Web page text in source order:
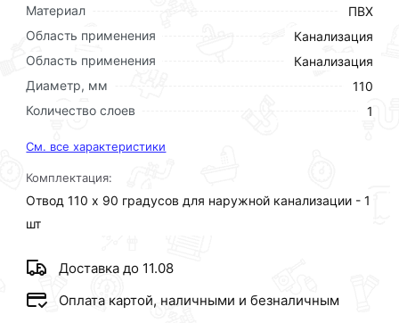
Материал
ПВХ
Область применения
Канализация
Область применения
Канализация
Диаметр, мм
110
Количество слоев
1
См. все характеристики
Комплектация:
Отвод 110 х 90 градусов для наружной канализации - 1
шт
Доставка до 11.08
Оплата картой, наличными и безналичным